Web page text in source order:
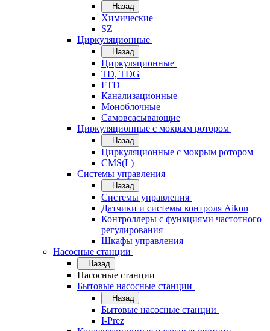
Назад
Химические
SZ
Циркуляционные
Назад
Циркуляционные
TD, TDG
FTD
Канализационные
Моноблочные
Самовсасывающие
Циркуляционные с мокрым ротором
Назад
Циркуляционные с мокрым ротором
CMS(L)
Системы управления
Назад
Системы управления
Датчики и системы контроля Aikon
Контроллеры с функциями частотного
регулирования
Шкафы управления
Насосные станции
Назад
Насосные станции
Бытовые насосные станции
Назад
Бытовые насосные станции
I-Prez